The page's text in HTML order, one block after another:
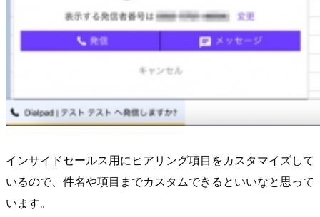
インサイドセールス用にヒアリング項目をカスタマイズして
いるので、件名や項目までカスタムできるといいなと思って
います。